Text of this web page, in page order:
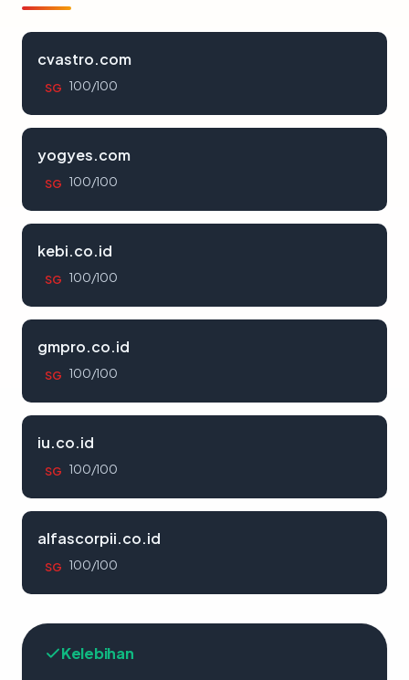
cvastro.com
SG 100/100
yogyes.com
SG 100/100
kebi.co.id
SG 100/100
gmpro.co.id
SG 100/100
iu.co.id
SG 100/100
alfascorpii.co.id
SG 100/100
Kelebihan